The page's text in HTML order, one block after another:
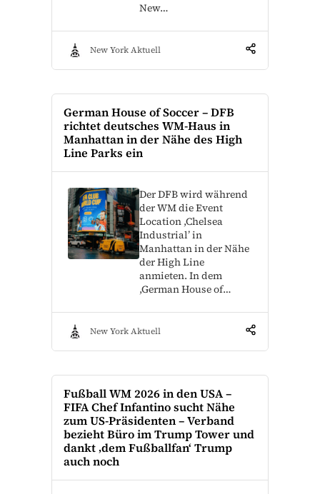
New…
New York Aktuell
German House of Soccer – DFB
richtet deutsches WM-Haus in
Manhattan in der Nähe des High
Line Parks ein
Der DFB wird während
der WM die Event
Location ,Chelsea
Industrial’ in
Manhattan in der Nähe
der High Line
anmieten. In dem
,German House of…
New York Aktuell
Fußball WM 2026 in den USA –
FIFA Chef Infantino sucht Nähe
zum US-Präsidenten – Verband
bezieht Büro im Trump Tower und
dankt ‚dem Fußballfan‘ Trump
auch noch